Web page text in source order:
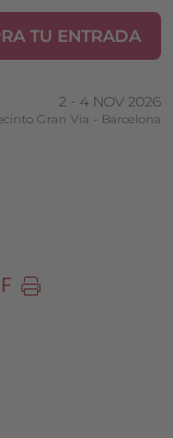
TU ENTRADA
2 - 4 NOV 2026
Gran Via - Barcelona